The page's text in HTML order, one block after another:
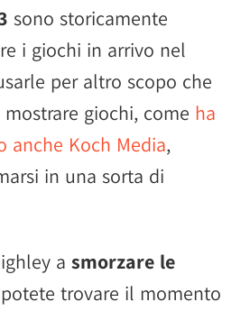
sono storicamente
i giochi in arrivo nel
per altro scopo che
giochi, come ha
anche Koch Media,
in una sorta di
a smorzare le
potete trovare il momento